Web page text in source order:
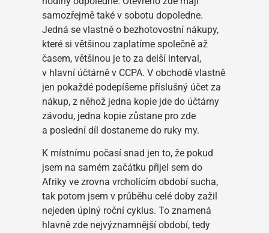
samozřejmě také v sobotu dopoledne.
Jedná se vlastně o bezhotovostní nákupy,
které si většinou zaplatíme společně až
časem, většinou je to za delší interval,
v hlavní účtárně v CCPA. V obchodě vlastně
jen pokaždé podepíšeme příslušný účet za
nákup, z něhož jedna kopie jde do účtárny
závodu, jedna kopie zůstane pro zde
a poslední díl dostaneme do ruky my.
K místnímu počasí snad jen to, že pokud
jsem na samém začátku přijel sem do
Afriky ve zrovna vrcholícím období sucha,
tak potom jsem v průběhu celé doby zažil
nejeden úplný roční cyklus. To znamená
hlavně zde nejvýznamnější období, tedy